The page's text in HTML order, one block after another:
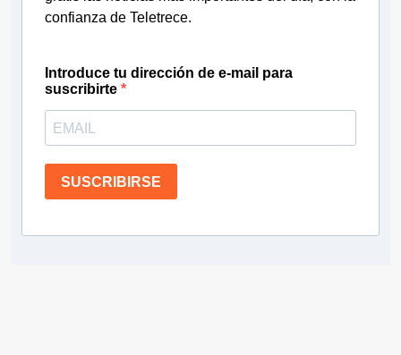
confianza de Teletrece.
Introduce tu dirección de e-mail para
suscribirte
SUSCRIBIRSE